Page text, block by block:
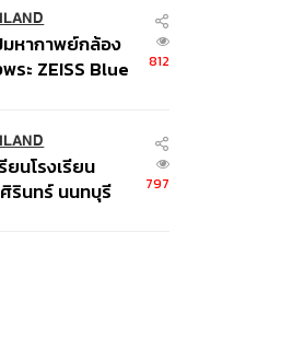
หากาพย์กล้อง
ระ ZEISS Blue
‘มาเวลล์ฯ’ ฟ้อง
บางแค’ ผิดนัด
นี้-แอบระบุ
812
ยนโรงเรียน
รินทร์ นนทบุรี
797